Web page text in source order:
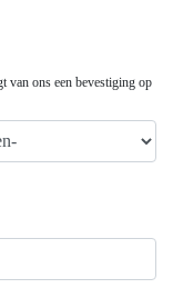
van ons een bevestiging op